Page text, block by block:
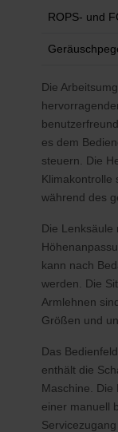
ROPS- und
Die
es dem
steuern. Die
Klimakontrolle
während des
Die Lenksäule
kann nach
werden. Die
Armlehnen
Größen und
Das
enthält die
Maschine. Die
einer manuell